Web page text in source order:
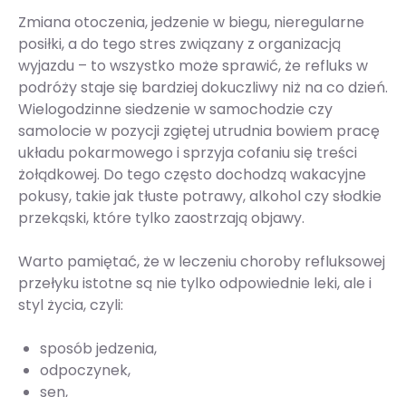
Zmiana otoczenia, jedzenie w biegu, nieregularne
posiłki, a do tego stres związany z organizacją
wyjazdu – to wszystko może sprawić, że refluks w
podróży staje się bardziej dokuczliwy niż na co dzień.
Wielogodzinne siedzenie w samochodzie czy
samolocie w pozycji zgiętej utrudnia bowiem pracę
układu pokarmowego i sprzyja cofaniu się treści
żołądkowej. Do tego często dochodzą wakacyjne
pokusy, takie jak tłuste potrawy, alkohol czy słodkie
przekąski, które tylko zaostrzają objawy.
Warto pamiętać, że w leczeniu choroby refluksowej
przełyku istotne są nie tylko odpowiednie leki, ale i
styl życia, czyli:
sposób jedzenia,
odpoczynek,
sen,